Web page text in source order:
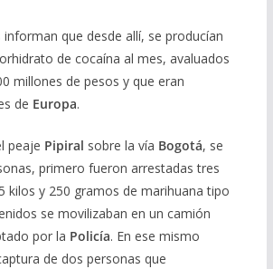
que desde allí, se producían
de cocaína al mes, avaluados
millones de pesos y que eran
de Europa.
peaje Pipiral sobre la vía Bogotá, se
primero fueron arrestadas tres
kilos y 250 gramos de marihuana tipo
se movilizaban en un camión
por la Policía. En ese mismo
de dos personas que